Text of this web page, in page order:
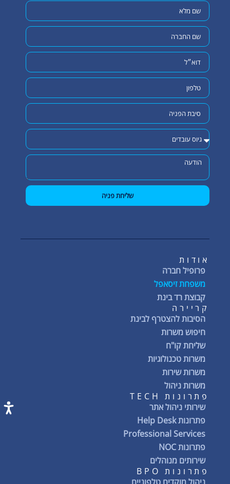
שליחת פניה
אודות
פרופיל חברה
משפחת זיסאפל
קבוצת רד בינת
קריירה
הסיבות להצטרף לבינת
חיפוש משרות
שליחת קו"ח
משרות טכנולוגיות
משרות שירות
משרות ניהול
פתרונות TECH
שירותי ניהול אתר
פתרונות Help Desk
Professional Services
פתרונות NOC
שירותים מנוהלים
פתרונות BPO